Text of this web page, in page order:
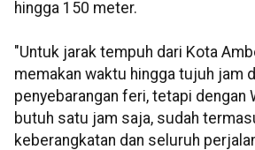
hingga 150 meter.
"Untuk jarak tempuh dari Kota
memakan waktu hingga tujuh jam
penyebarangan feri, tetapi dengan
butuh satu jam saja, sudah
keberangkatan dan seluruh